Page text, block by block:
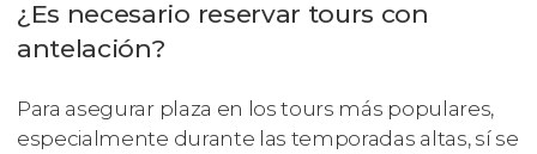
¿Es necesario reservar tours con
antelación?
Para asegurar plaza en los tours más populares,
especialmente durante las temporadas altas, sí se